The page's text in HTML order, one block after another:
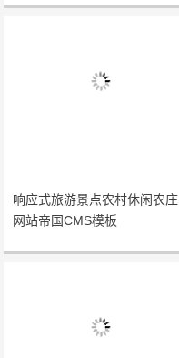
响应式旅游景点农村休闲农庄
网站帝国CMS模板